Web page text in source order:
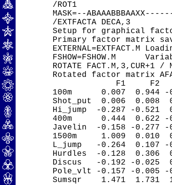
/ROT1
MASK=--
/EXTFACTA DECA,3
Setup for graphical
Primary factor matrix
EXTERNAL=EXTFACT.M
FSHOW=FSHOW.M
ROTATE FACT.M,3,CUR+1 /
Rotated factor matrix
F1     F2
100m      0.007  0.944 -
Shot_put  0.006  0.008
Hi_jump  -0.287 -0.521
400m      0.444  0.622 -
Javelin  -0.158 -0.277 -
1500m     1.009  0.010
L_jump   -0.264  0.107 -
Hurdles  -0.128  0.306
Discus   -0.192 -0.025
Pole_vlt -0.157 -0.005 -
Sumsqr    1.471  1.731